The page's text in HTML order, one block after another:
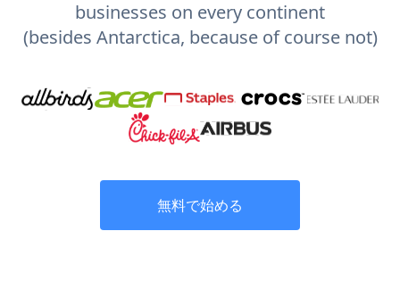
businesses on every continent
(besides Antarctica, because of course not)
無料で始める